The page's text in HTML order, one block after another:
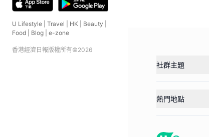
U Lifestyle Travel HK Beauty
Food
Blog e-zone
香港經濟日報版權所有©2026
社群主題
熱門地點